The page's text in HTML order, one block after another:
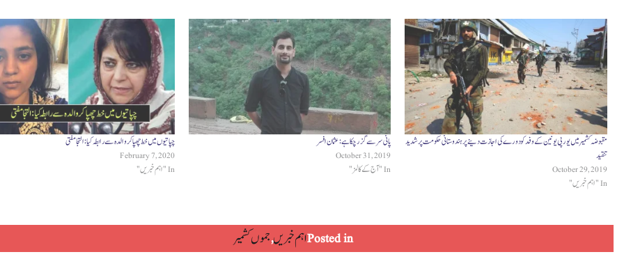
چپاتیوں میں خط چھپا کر والدہ سے رابطہ کیا: التجا مفتی
February 7, 2020
In "اہم خبریں"
پانی سر سے گزر چکا ہے: عثمان افسر
October 31, 2019
In "آج کے کالمز"
مقبوضہ کشمیر میں یورپی یونین کے وفد کو دورے کی اجازت دینے پر ہندوستانی حکومت پر شدید
تنقید
October 29, 2019
In "اہم خبریں"
Posted inاہم خبریں,جموں کشمیر